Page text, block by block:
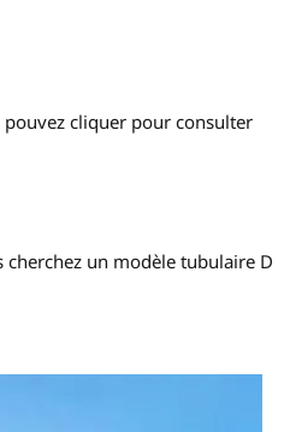
cliquer pour consulter
un modèle tubulaire D